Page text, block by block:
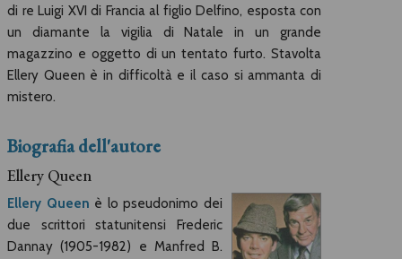
di re Luigi XVI di Francia al figlio Delfino, esposta con
un diamante la vigilia di Natale in un grande
magazzino e oggetto di un tentato furto. Stavolta
Ellery Queen è in difficoltà e il caso si ammanta di
mistero.
Biografia dell'autore
Ellery Queen
Ellery Queen è lo pseudonimo dei
due scrittori statunitensi Frederic
Dannay (1905-1982) e Manfred B.